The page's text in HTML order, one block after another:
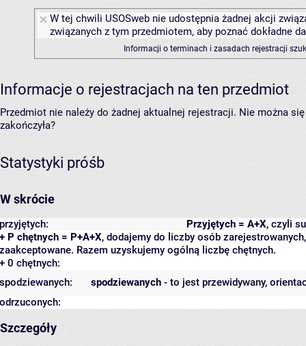
W tej chwili USOSweb nie udostępnia żadnej akcji
związanych z tym przedmiotem, aby poznać dokładne
Informacji o terminach i zasadach rejestracji
Informacje o rejestracjach na ten przedmiot
Przedmiot nie należy do żadnej aktualnej rejestracji. Nie można
zakończyła?
Statystyki próśb
W skrócie
Przyjętych = A+X, czyli
przyjętych:
+ P chętnych = P+A+X, dodajemy do liczby osób
zaakceptowane. Razem uzyskujemy ogólną liczbę chętnych.
+ 0 chętnych:
spodziewanych - to jest przewidywany,
spodziewanych:
odrzuconych:
Szczegóły